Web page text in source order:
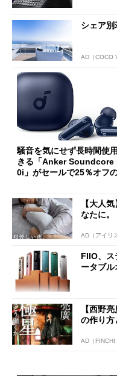
シェア
AD（COCO
騒音を気にせず長時間使
きる「Anker Soundcore
0i」がセールで25％オフ
【大人
なたに。
AD（アイリ
FIIO、ス
ータブ
【西野
の作り方
AD（FINCHI